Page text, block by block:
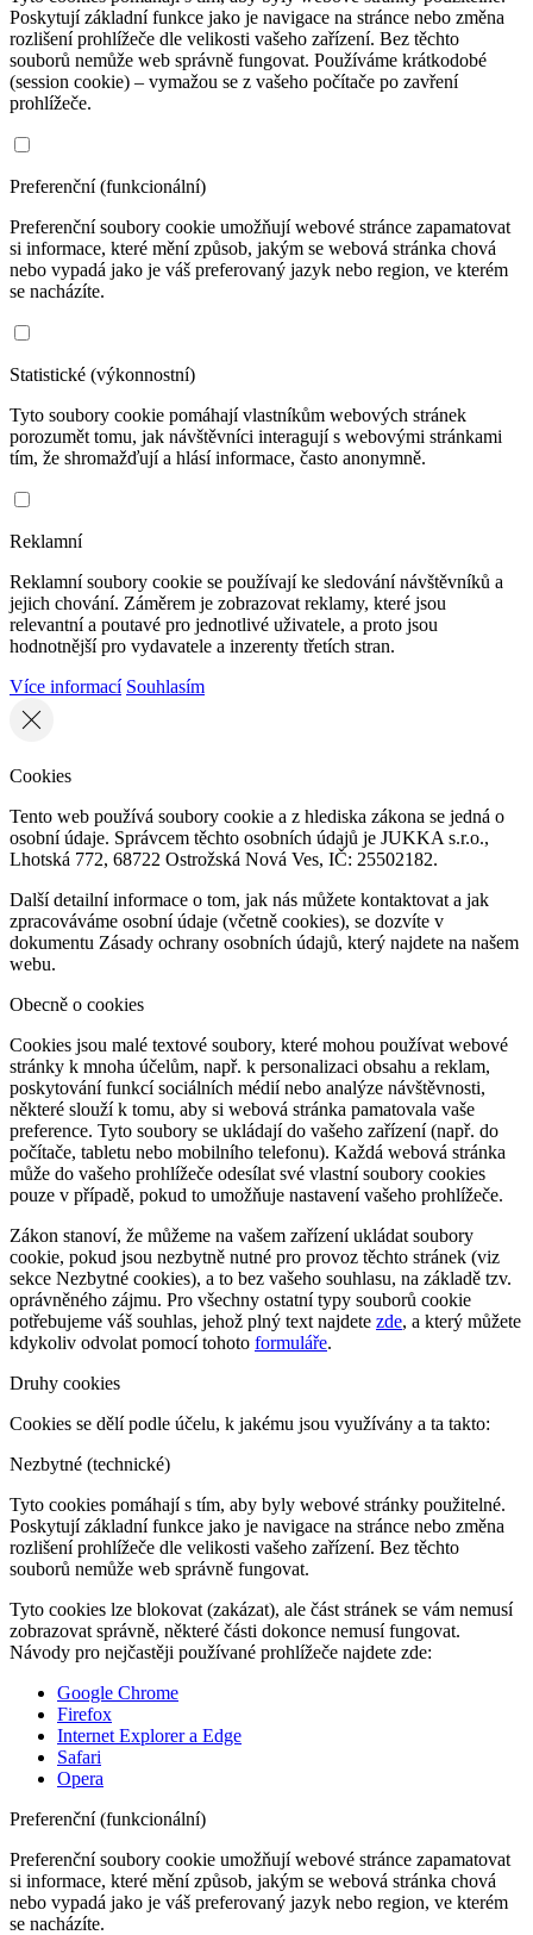
Poskytují základní funkce jako je navigace na stránce nebo změna
rozlišení prohlížeče dle velikosti vašeho zařízení. Bez těchto
souborů nemůže web správně fungovat. Používáme krátkodobé
(session cookie) – vymažou se z vašeho počítače po zavření
prohlížeče.
Preferenční (funkcionální)
Preferenční soubory cookie umožňují webové stránce zapamatovat
si informace, které mění způsob, jakým se webová stránka chová
nebo vypadá jako je váš preferovaný jazyk nebo region, ve kterém
se nacházíte.
Statistické (výkonnostní)
Tyto soubory cookie pomáhají vlastníkům webových stránek
porozumět tomu, jak návštěvníci interagují s webovými stránkami
tím, že shromažďují a hlásí informace, často anonymně.
Reklamní
Reklamní soubory cookie se používají ke sledování návštěvníků a
jejich chování. Záměrem je zobrazovat reklamy, které jsou
relevantní a poutavé pro jednotlivé uživatele, a proto jsou
hodnotnější pro vydavatele a inzerenty třetích stran.
Více informací Souhlasím
Cookies
Tento web používá soubory cookie a z hlediska zákona se jedná o
osobní údaje. Správcem těchto osobních údajů je JUKKA s.r.o.,
Lhotská 772, 68722 Ostrožská Nová Ves, IČ: 25502182.
Další detailní informace o tom, jak nás můžete kontaktovat a jak
zpracováváme osobní údaje (včetně cookies), se dozvíte v
dokumentu Zásady ochrany osobních údajů, který najdete na našem
webu.
Obecně o cookies
Cookies jsou malé textové soubory, které mohou používat webové
stránky k mnoha účelům, např. k personalizaci obsahu a reklam,
poskytování funkcí sociálních médií nebo analýze návštěvnosti,
některé slouží k tomu, aby si webová stránka pamatovala vaše
preference. Tyto soubory se ukládají do vašeho zařízení (např. do
počítače, tabletu nebo mobilního telefonu). Každá webová stránka
může do vašeho prohlížeče odesílat své vlastní soubory cookies
pouze v případě, pokud to umožňuje nastavení vašeho prohlížeče.
Zákon stanoví, že můžeme na vašem zařízení ukládat soubory
cookie, pokud jsou nezbytně nutné pro provoz těchto stránek (viz
sekce Nezbytné cookies), a to bez vašeho souhlasu, na základě tzv.
oprávněného zájmu. Pro všechny ostatní typy souborů cookie
potřebujeme váš souhlas, jehož plný text najdete zde, a který můžete
kdykoliv odvolat pomocí tohoto formuláře.
Druhy cookies
Cookies se dělí podle účelu, k jakému jsou využívány a ta takto:
Nezbytné (technické)
Tyto cookies pomáhají s tím, aby byly webové stránky použitelné.
Poskytují základní funkce jako je navigace na stránce nebo změna
rozlišení prohlížeče dle velikosti vašeho zařízení. Bez těchto
souborů nemůže web správně fungovat.
Tyto cookies lze blokovat (zakázat), ale část stránek se vám nemusí
zobrazovat správně, některé části dokonce nemusí fungovat.
Návody pro nejčastěji používané prohlížeče najdete zde:
Google Chrome
Firefox
Internet Explorer a Edge
Safari
Opera
Preferenční (funkcionální)
Preferenční soubory cookie umožňují webové stránce zapamatovat
si informace, které mění způsob, jakým se webová stránka chová
nebo vypadá jako je váš preferovaný jazyk nebo region, ve kterém
se nacházíte.